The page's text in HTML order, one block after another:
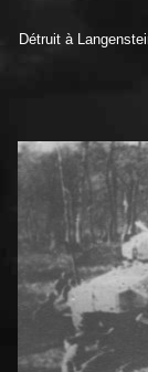
Détruit à